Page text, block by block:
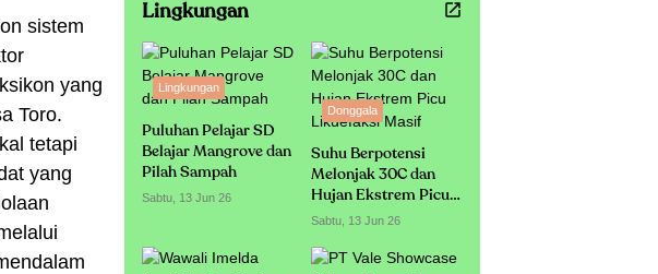
sistem
yang
Toro.
tetapi
yang
Lingkungan
Lingkungan
Puluhan Pelajar SD
Belajar Mangrove dan
Pilah Sampah
Sabtu, 13 Jun 26
Donggala
Suhu Berpotensi
Melonjak 30C dan
Hujan Ekstrem Picu
Likuefaksi Masif
Sabtu, 13 Jun 26